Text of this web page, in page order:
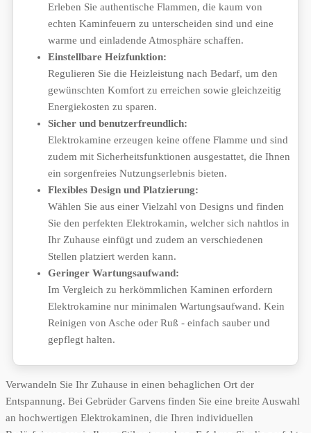
Erleben Sie authentische Flammen, die kaum von
echten Kaminfeuern zu unterscheiden sind und eine
warme und einladende Atmosphäre schaffen.
Einstellbare Heizfunktion:
Regulieren Sie die Heizleistung nach Bedarf, um den
gewünschten Komfort zu erreichen sowie gleichzeitig
Energiekosten zu sparen.
Sicher und benutzerfreundlich:
Elektrokamine erzeugen keine offene Flamme und sind
zudem mit Sicherheitsfunktionen ausgestattet, die Ihnen
ein sorgenfreies Nutzungserlebnis bieten.
Flexibles Design und Platzierung:
Wählen Sie aus einer Vielzahl von Designs und finden
Sie den perfekten Elektrokamin, welcher sich nahtlos in
Ihr Zuhause einfügt und zudem an verschiedenen
Stellen platziert werden kann.
Geringer Wartungsaufwand:
Im Vergleich zu herkömmlichen Kaminen erfordern
Elektrokamine nur minimalen Wartungsaufwand. Kein
Reinigen von Asche oder Ruß - einfach sauber und
gepflegt halten.
Verwandeln Sie Ihr Zuhause in einen behaglichen Ort der
Entspannung. Bei Gebrüder Garvens finden Sie eine breite Auswahl
an hochwertigen Elektrokaminen, die Ihren individuellen